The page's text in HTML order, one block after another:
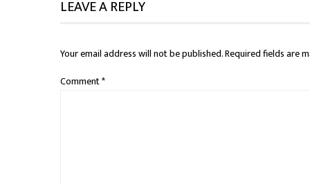
LEAVE A REPLY
Your email address will not be published.Required fields are
Comment*